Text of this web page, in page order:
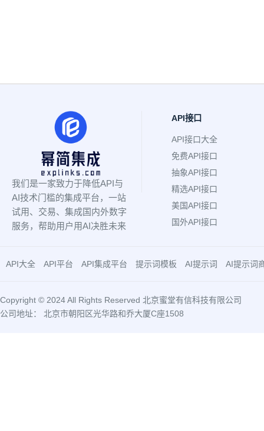
我们是一家致力于降低API与
AI技术门槛的集成平台，一站
试用、交易、集成国内外数字
服务，帮助用户用AI决胜未来
API接口
API接口大全
免费API接口
抽象API接口
精选API接口
美国API接口
国外API接口
API大全 API平台 API集成平台 提示词模板 AI提示词 AI提示词
Copyright © 2024 All Rights Reserved 北京蜜堂有信科技有限公司
公司地址： 北京市朝阳区光华路和乔大厦C座1508